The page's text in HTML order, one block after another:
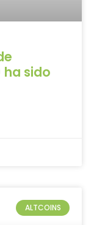
ha sido
ALTCOINS